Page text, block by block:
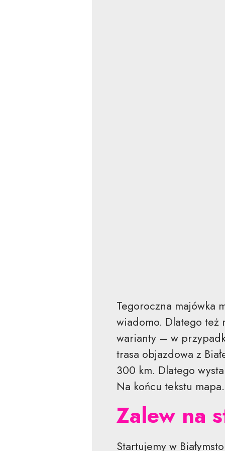
Tegoroczna majówka
wiadomo. Dlatego też
warianty – w
trasa objazdowa z
300 km. Dlatego
Na końcu tekstu mapa.
Zalew na
Startujemy w